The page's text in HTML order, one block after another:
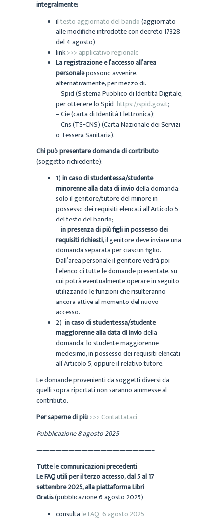
integralmente:
iltesto aggiornato del bando(aggiornato
alle modifiche introdotte con decreto 17328
del 4 agosto)
link>>> applicativo regionale
La registrazione e l’accesso all’area
personalepossono avvenire,
alternativamente, per mezzo di:
– Spid (Sistema Pubblico di Identità Digitale,
per ottenere lo Spid https://spid.gov.it;
– Cie (carta di Identità Elettronica);
– Cns (TS-CNS) (Carta Nazionale dei Servizi
o Tessera Sanitaria).
Chi può presentare domanda di contributo
(soggetto richiedente):
1)in caso di studentessa/studente
minorenne alla data di inviodella domanda:
solo il genitore/tutore del minore in
possesso dei requisiti elencati all’Articolo 5
del testo del bando;
–in presenza di più figli in possesso dei
requisiti richiesti, il genitore deve inviare una
domanda separata per ciascun figlio.
Dall’area personale il genitore vedrà poi
l’elenco di tutte le domande presentate, su
cui potrà eventualmente operare in seguito
utilizzando le funzioni che risulteranno
ancora attive al momento del nuovo
accesso.
2) in caso di studentessa/studente
maggiorenne alla data di inviodella
domanda: lo studente maggiorenne
medesimo, in possesso dei requisiti elencati
all’Articolo 5, oppure il relativo tutore.
Le domande provenienti da soggetti diversi da
quelli sopra riportati non saranno ammesse al
contributo.
Per saperne di più>>> Contattataci
Pubblicazione 8 agosto 2025
——————————————————–
Tutte le comnunicazioni precedenti:
Le FAQ utili per il terzo accesso, dal 5 al 17
settembre 2025, alla piattaforma Libri
Gratis(pubblicazione 6 agosto 2025)
consultale FAQ 6 agosto 2025